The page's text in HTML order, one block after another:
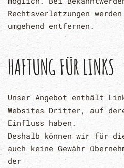
Rechtsverletzungen
umgehend entfernen.
HAFTUNG FÜR LINKS
Unser Angebot enthält
Websites Dritter, auf
Einfluss haben.
Deshalb können wir für
auch keine Gewähr
der